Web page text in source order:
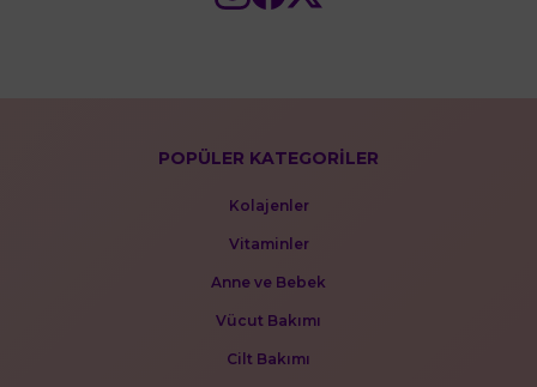
POPÜLER KATEGORİLER
Kolajenler
Vitaminler
Anne ve Bebek
Vücut Bakımı
Cilt Bakımı